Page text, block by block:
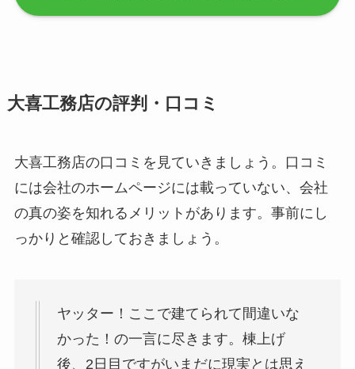
大喜工務店の評判・口コミ
大喜工務店の口コミを見ていきましょう。口コミ
には会社のホームページには載っていない、会社
の真の姿を知れるメリットがあります。事前にし
っかりと確認しておきましょう。
ヤッター！ここで建てられて間違いな
かった！の一言に尽きます。棟上げ
後、2日目ですがいまだに現実とは思え